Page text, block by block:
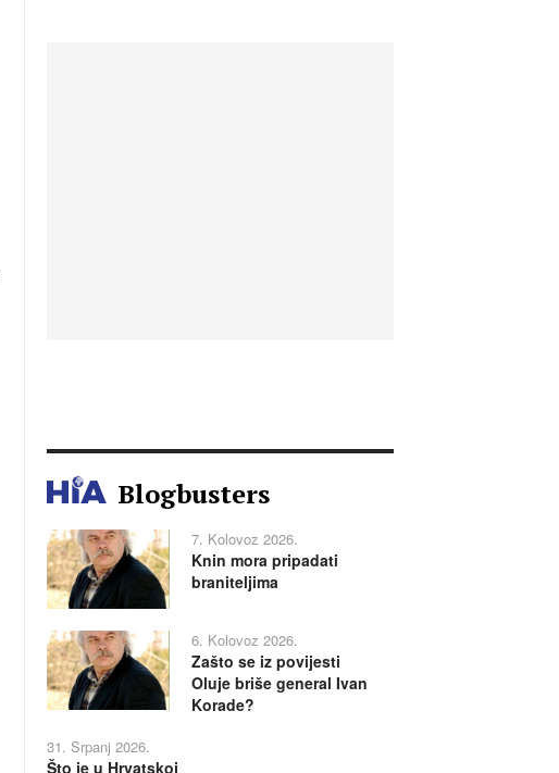
Blogbusters
7. Kolovoz 2026.
Knin mora pripadati
braniteljima
6. Kolovoz 2026.
Zašto se iz povijesti
Oluje briše general Ivan
Korade?
31. Srpanj 2026.
Što je u Hrvatskoj